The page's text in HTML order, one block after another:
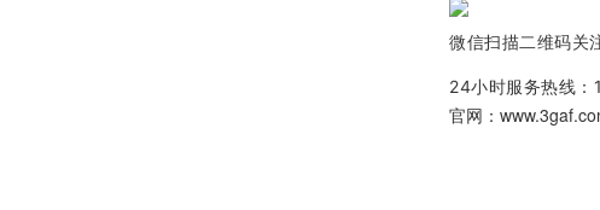
微信扫描二维码关
24小时服务热线
官网：